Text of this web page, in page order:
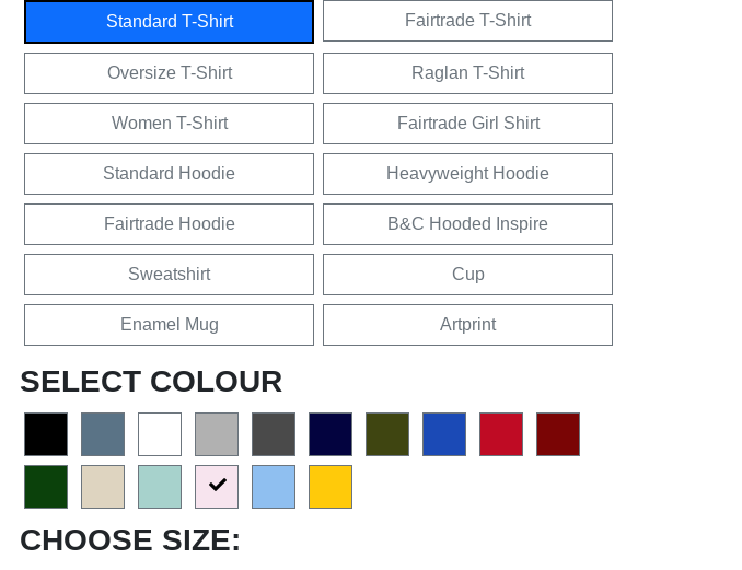
Standard T-Shirt Fairtrade T-Shirt
Oversize T-Shirt Raglan T-Shirt
Women T-Shirt Fairtrade Girl Shirt
Standard Hoodie Heavyweight Hoodie
Fairtrade Hoodie B&C Hooded Inspire
Sweatshirt Cup
Enamel Mug Artprint
SELECT COLOUR
CHOOSE SIZE: